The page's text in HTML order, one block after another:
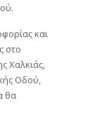
και
στο
Χαλκιάς,
Οδού,
θα